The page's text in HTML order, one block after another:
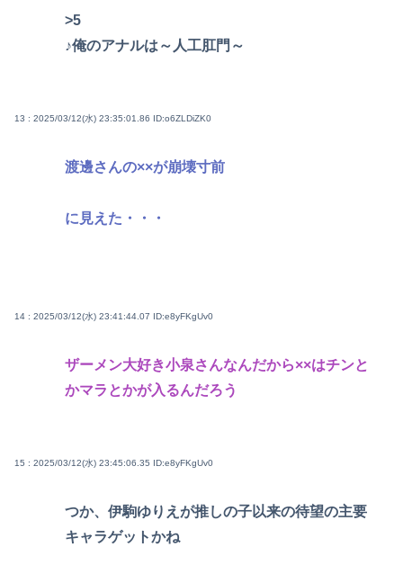
>5
♪俺のアナルは～人工肛門～
13 : 2025/03/12(水) 23:35:01.86 ID:o6ZLDiZK0
渡邊さんの××が崩壊寸前
に見えた・・・
14 : 2025/03/12(水) 23:41:44.07 ID:e8yFKgUv0
ザーメン大好き小泉さんなんだから××はチンと
かマラとかが入るんだろう
15 : 2025/03/12(水) 23:45:06.35 ID:e8yFKgUv0
つか、伊駒ゆりえが推しの子以来の待望の主要
キャラゲットかね